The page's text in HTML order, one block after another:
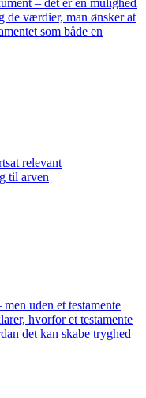
– det er en mulighed
de værdier, man ønsker at
som både en
relevant
til arven
uden et testamente
hvorfor et testamente
det kan skabe tryghed